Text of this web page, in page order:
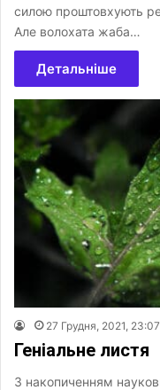
силою проштовхують
Але волохата жаба…
Детальніше
27 Грудня, 2021, 23:07
Геніальне листя
З накопиченням